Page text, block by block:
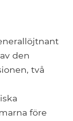
den
två
före